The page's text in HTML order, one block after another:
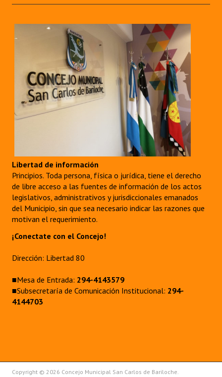
Libertad de información
Principios. Toda persona, física o jurídica, tiene el derecho
de libre acceso a las fuentes de información de los actos
legislativos, administrativos y jurisdiccionales emanados
del Municipio, sin que sea necesario indicar las razones que
motivan el requerimiento.
¡Conectate con el Concejo!
Dirección: Libertad 80
■Mesa de Entrada: 294-4143579
■Subsecretaría de Comunicación Institucional: 294-
4144703
Copyright © 2026 Concejo Municipal San Carlos de Bariloche.